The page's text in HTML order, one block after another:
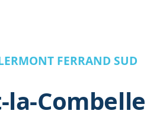
FERRAND SUD
la-Combelle